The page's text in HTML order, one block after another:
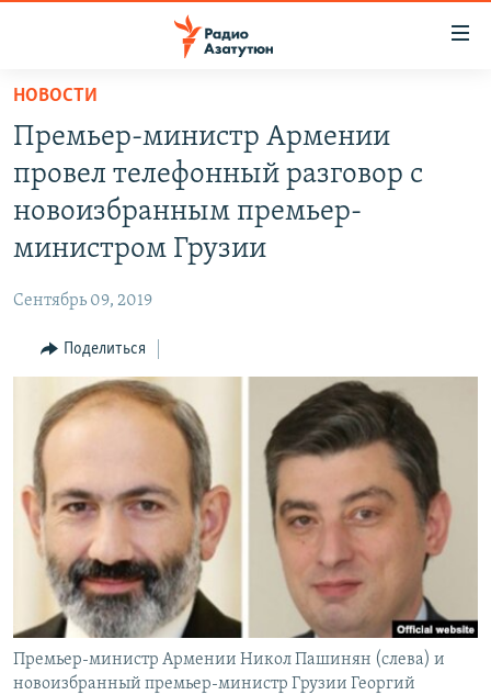
Перейти
основному
содержанию
Перейти
основной
Перейти
поиску
НОВОСТИ
ПОЛИТИКА
РЕГИОН
НАГОРНЫЙ КАРАБАХ
КУЛЬТУРА
СПОРТ
АРХИВ
Հայերեն
English
Русский
Все сайты Радио Азатутюн
НОВОСТИ
Премьер-министр Армении
провел телефонный разговор с
новоизбранным премьер-
министром Грузии
Сентябрь 09, 2019
Поделиться
Премьер-министр Армении Никол Пашинян (слева) и
новоизбранный премьер-министр Грузии Георгий